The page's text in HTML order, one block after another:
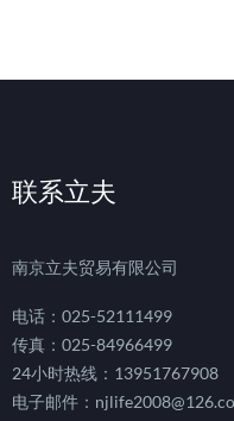
联系立夫
南京立夫贸易有限公司
电话：025-52111499
传真：025-84966499
24小时热线：13951767908
电子邮件：